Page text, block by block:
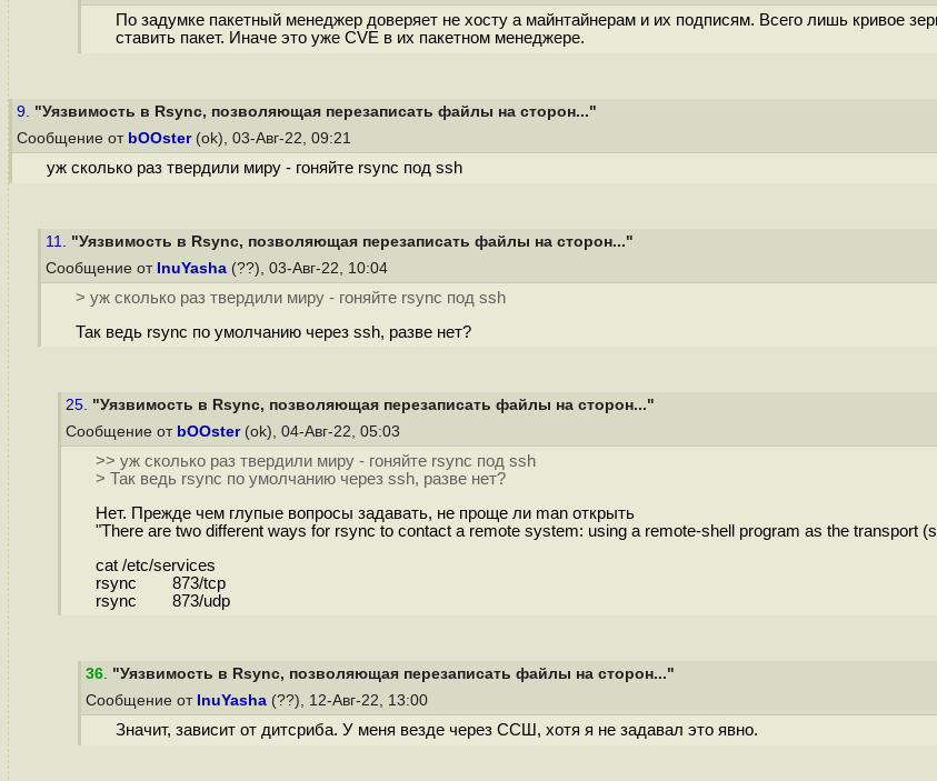
По задумке пакетный менеджер доверяет не хосту а майнтайнерам и их подписям. Всего лишь кривое
ставить пакет. Иначе это уже CVE в их пакетном менеджере.
9. "Уязвимость в Rsync, позволяющая перезаписать файлы на сторон..."
Сообщение от bOOster(ok), 03-Авг-22, 09:21
уж сколько раз твердили миру - гоняйте rsync под ssh
11. "Уязвимость в Rsync, позволяющая перезаписать файлы на сторон..."
Сообщение от InuYasha (??), 03-Авг-22, 10:04
> уж сколько раз твердили миру - гоняйте rsync под ssh
Так ведь rsync по умолчанию через ssh, разве нет?
25. "Уязвимость в Rsync, позволяющая перезаписать файлы на сторон..."
Сообщение от bOOster(ok), 04-Авг-22, 05:03
>> уж сколько раз твердили миру - гоняйте rsync под ssh
> Так ведь rsync по умолчанию через ssh, разве нет?
Нет. Прежде чем глупые вопросы задавать, не проще ли man открыть
"There are two different ways for rsync to contact a remote system: using a remote-shell program as the transport
cat /etc/services
rsync 873/tcp
rsync 873/udp
36. "Уязвимость в Rsync, позволяющая перезаписать файлы на сторон..."
Сообщение от InuYasha (??), 12-Авг-22, 13:00
Значит, зависит от дитсриба. У меня везде через ССШ, хотя я не задавал это явно.